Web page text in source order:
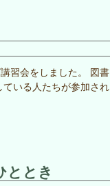
習会をしました。 図書
いる人たちが参加され
ととき